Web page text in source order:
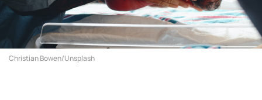
Christian Bowen/Unsplash